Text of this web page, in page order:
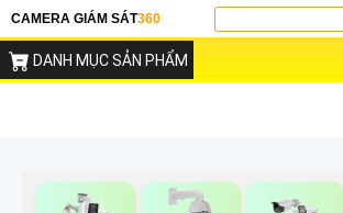
CAMERA GIÁM SÁT360
DANH MỤC SẢN PHẨM